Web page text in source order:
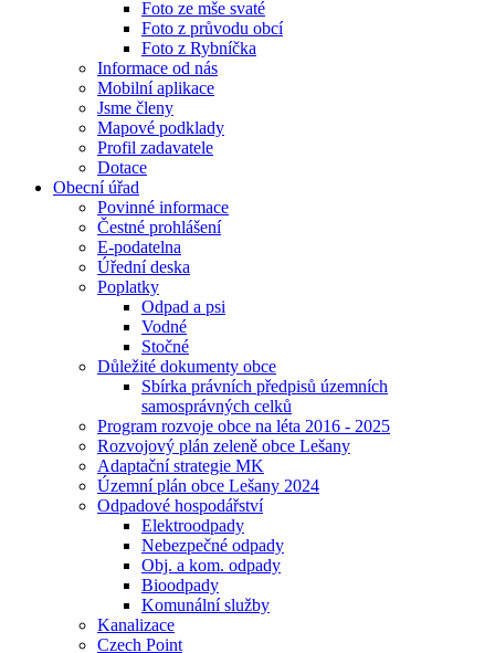
Foto ze mše svaté
Foto z průvodu obcí
Foto z Rybníčka
Informace od nás
Mobilní aplikace
Jsme členy
Mapové podklady
Profil zadavatele
Dotace
Obecní úřad
Povinné informace
Čestné prohlášení
E-podatelna
Úřední deska
Poplatky
Odpad a psi
Vodné
Stočné
Důležité dokumenty obce
Sbírka právních předpisů územních
samosprávných celků
Program rozvoje obce na léta 2016 - 2025
Rozvojový plán zeleně obce Lešany
Adaptační strategie MK
Územní plán obce Lešany 2024
Odpadové hospodářství
Elektroodpady
Nebezpečné odpady
Obj. a kom. odpady
Bioodpady
Komunální služby
Kanalizace
Czech Point